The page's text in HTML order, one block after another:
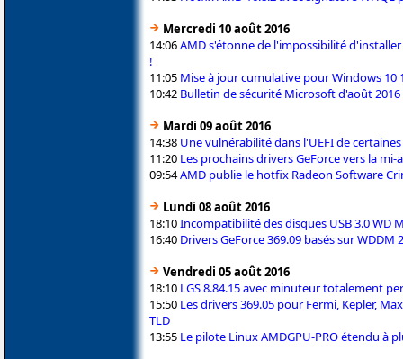
Mercredi 10 août 2016
14:06AMD s'étonne de l'impossibilité
!
11:05 Mise à jour cumulative pour Windows 10
10:42 Bulletin de sécurité Microsoft d'août 2016
Mardi 09 août 2016
14:38 Une vulnérabilité dans l'UEFI de
11:20 Les prochains drivers GeForce vers la mi-
09:54AMD publie le hotfix Radeon Software
Lundi 08 août 2016
18:10Incompatibilité des disques USB 3.0 WD
16:40 Drivers GeForce 369.09 basés sur WDDM
Vendredi 05 août 2016
18:10 LGS 8.84.15 avec minuteur totalement
15:50 Les drivers 369.05 pour Fermi, Kepler,
TLD
13:55 Le pilote Linux AMDGPU-PRO étendu à